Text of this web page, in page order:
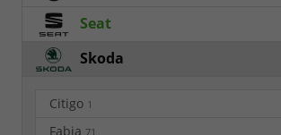
Seat
Skoda
Citigo 1
Fabia